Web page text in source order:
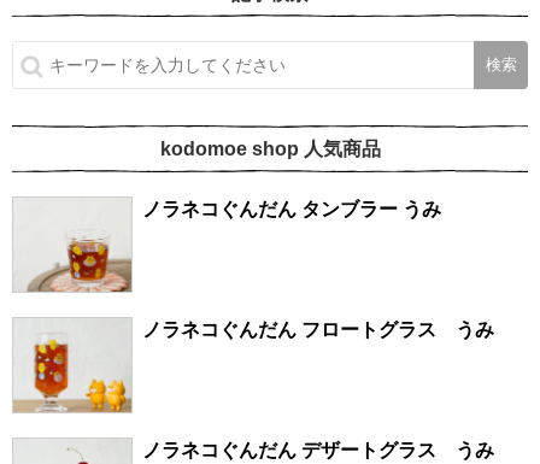
kodomoe shop 人気商品
ノラネコぐんだん タンブラー うみ
ノラネコぐんだん フロートグラス うみ
ノラネコぐんだん デザートグラス うみ